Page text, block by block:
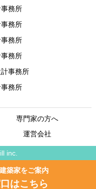
務所
務所
務所
務所
事務所
務所
専門家の方へ
運営会社
inc.
築家をご案内
はこちら